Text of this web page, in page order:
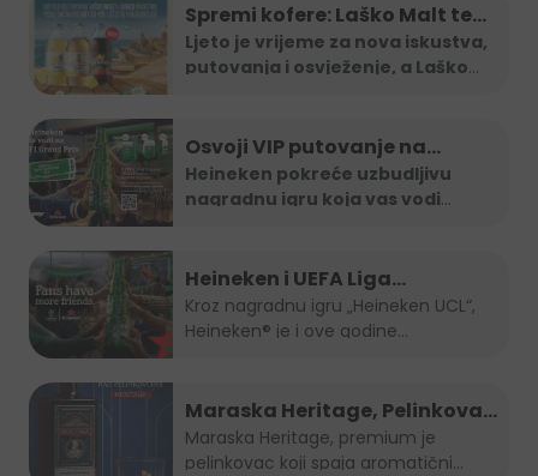
Spremi kofere: Laško Malt te
vodi na Maltu
Ljeto je vrijeme za nova iskustva,
putovanja i osvježenje, a Laško...
Osvoji VIP putovanje na
Formula 1 utrku uz Heineken
nagradnu igru
Heineken pokreće uzbudljivu
nagradnu igru koja vas vodi
Heineken i UEFA Liga
šampiona nagradili ljubitelje
nogometa u BiH
Kroz nagradnu igru „Heineken UCL“,
Heineken® je i ove godine...
Maraska Heritage, Pelinkovac
nad Pelinkovcima
Maraska Heritage, premium je
pelinkovac koji spaja aromatični